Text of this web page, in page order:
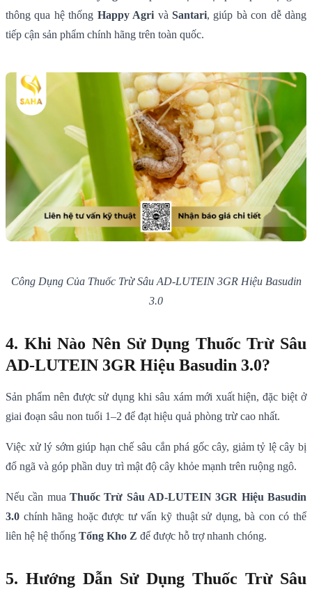
thông qua hệ thống Happy Agri và Santari, giúp bà con dễ dàng
tiếp cận sản phẩm chính hãng trên toàn quốc.
Công Dụng Của Thuốc Trừ Sâu AD-LUTEIN 3GR Hiệu Basudin
3.0
4. Khi Nào Nên Sử Dụng Thuốc Trừ Sâu
AD-LUTEIN 3GR Hiệu Basudin 3.0?
Sản phẩm nên được sử dụng khi sâu xám mới xuất hiện, đặc biệt ở
giai đoạn sâu non tuổi 1–2 để đạt hiệu quả phòng trừ cao nhất.
Việc xử lý sớm giúp hạn chế sâu cắn phá gốc cây, giảm tỷ lệ cây bị
đổ ngã và góp phần duy trì mật độ cây khỏe mạnh trên ruộng ngô.
Nếu cần mua Thuốc Trừ Sâu AD-LUTEIN 3GR Hiệu Basudin
3.0 chính hãng hoặc được tư vấn kỹ thuật sử dụng, bà con có thể
liên hệ hệ thống Tổng Kho Z để được hỗ trợ nhanh chóng.
5. Hướng Dẫn Sử Dụng Thuốc Trừ Sâu